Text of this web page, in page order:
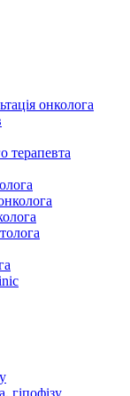
онколога
терапевта
гіпофізу